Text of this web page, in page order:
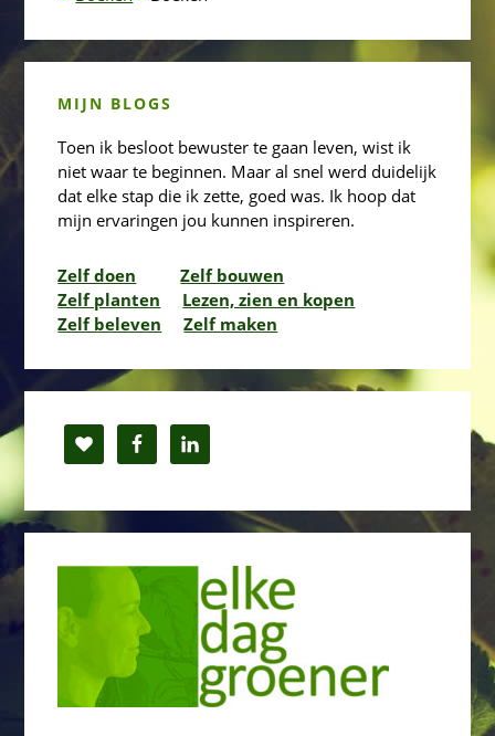
MIJN BLOGS
Toen ik besloot bewuster te gaan leven, wist ik
niet waar te beginnen. Maar al snel werd duidelijk
dat elke stap die ik zette, goed was. Ik hoop dat
mijn ervaringen jou kunnen inspireren.
Zelf doen
Zelf bouwen
Zelf planten
Lezen, zien en kopen
Zelf beleven
Zelf maken